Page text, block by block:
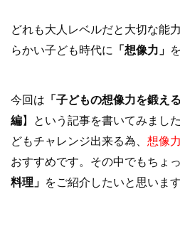
どれも大人レベルだと大切な能
らかい子ども時代に
「想像力」
今回は 「子どもの想像力を鍛え
編】という記事を書いてみまし
どもチャレンジ出来る為、 想像
おすすめです。その中でもちょ
料理」 をご紹介したいと思います